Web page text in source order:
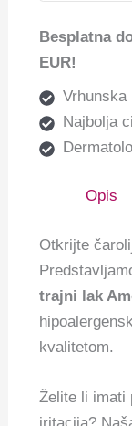
Besplatna
EUR!
Vrhunska
Najbolja
Opis
Otkrijte
trajni lak
kvalitetom.
Želite li imati